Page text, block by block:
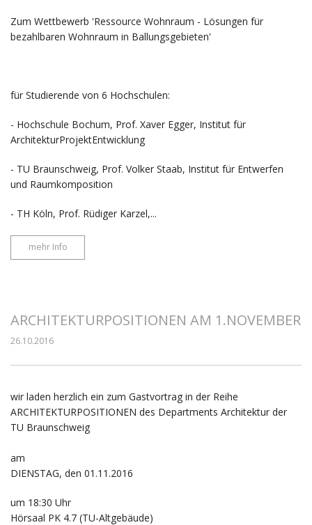
Zum Wettbewerb 'Ressource Wohnraum - Lösungen für
bezahlbaren Wohnraum in Ballungsgebieten'
für Studierende von 6 Hochschulen:
- Hochschule Bochum, Prof. Xaver Egger, Institut für
ArchitekturProjektEntwicklung
- TU Braunschweig, Prof. Volker Staab, Institut für Entwerfen
und Raumkomposition
- TH Köln, Prof. Rüdiger Karzel,...
mehr Info
ARCHITEKTURPOSITIONEN AM 1.NOVEMBER
26.10.2016
wir laden herzlich ein zum Gastvortrag in der Reihe
ARCHITEKTURPOSITIONEN des Departments Architektur der
TU Braunschweig
am
DIENSTAG, den 01.11.2016
um 18:30 Uhr
Hörsaal PK 4.7 (TU-Altgebäude)